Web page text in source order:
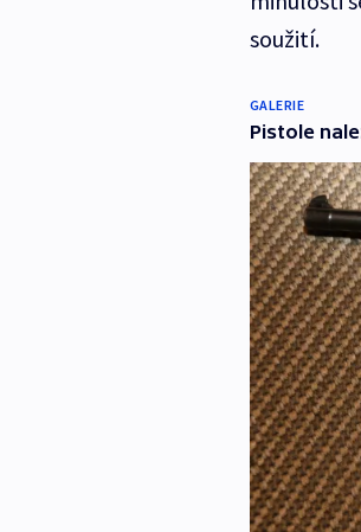
soužití.
GALERIE
Pistole